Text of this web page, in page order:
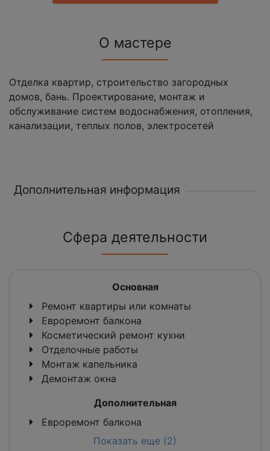
О мастере
Отделка квартир, строительство загородных
домов, бань. Проектирование, монтаж и
обслуживание систем водоснабжения, отопления,
канализации, теплых полов, электросетей
Дополнительная информация
Сфера деятельности
Основная
Ремонт квартиры или комнаты
Евроремонт балкона
Косметический ремонт кухни
Отделочные работы
Монтаж капельника
Демонтаж окна
Дополнительная
Евроремонт балкона
Показать еще (2)